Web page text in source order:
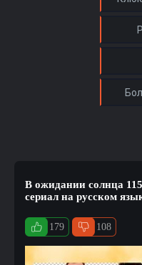
В ожидании солнца
сериал на русском
179 108